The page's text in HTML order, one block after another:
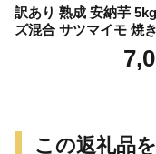
訳あり 熟成 安納芋
ズ混合 サツマイモ 焼
し芋 丸干し 冷凍焼き芋
し焼き芋 やきいも 蜜
ほくほく 生芋 新芋 芋
甘藷 あんのういも ス
この返礼品